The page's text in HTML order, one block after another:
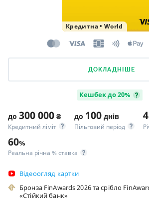
Кредитна• World
ДОКЛАДНІШЕ
Кешбек до 20%
до 300 000 ₴
Кредитний ліміт
до 100 днів
Пільговий період
60%
Реальна річна % ставка
Відеоогляд картки
Бронза FinAwards 2026 та срібло
«Стійкий банк»